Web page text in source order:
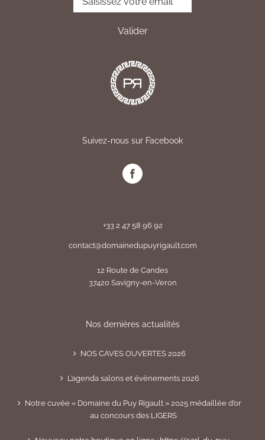
Suivez-nous sur Facebook
+33 2 47 58 96 92
contact@domainedupuyrigault.com
12 Route de Candes
37420 Savigny-en-Veron
Nos dernières actualités
NOS CAVES OUVERTES 2026
L’agenda salons et évènements 2026
Notre cuvée « Domaine du Puy Rigault » 2025 médaillée d’or
au concours des LIGERS